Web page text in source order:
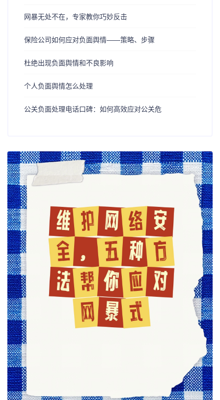
网暴无处不在，专家教你巧妙反击
​保险公司如何应对负面舆情——策略、步骤
杜绝出现负面舆情和不良影响
个人负面舆情怎么处理
公关负面处理电话口碑：如何高效应对公关危